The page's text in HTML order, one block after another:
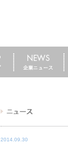
2014.09.30